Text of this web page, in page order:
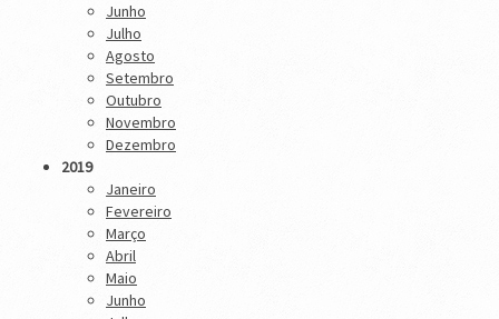
Junho
Julho
Agosto
Setembro
Outubro
Novembro
Dezembro
2019
Janeiro
Fevereiro
Março
Abril
Maio
Junho